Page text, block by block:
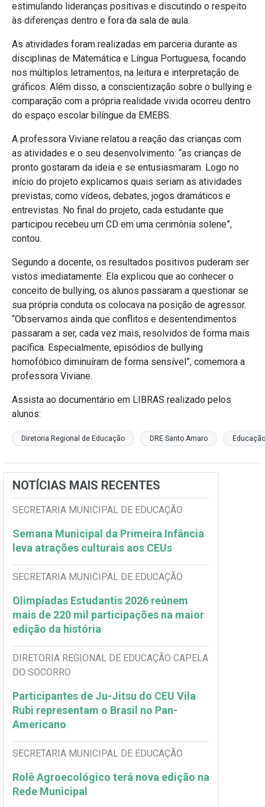
estimulando lideranças positivas e discutindo o respeito
às diferenças dentro e fora da sala de aula.
As atividades foram realizadas em parceria durante as
disciplinas de Matemática e Língua Portuguesa, focando
nos múltiplos letramentos, na leitura e interpretação de
gráficos. Além disso, a conscientização sobre o bullying e
comparação com a própria realidade vivida ocorreu dentro
do espaço escolar bilíngue da EMEBS.
A professora Viviane relatou a reação das crianças com
as atividades e o seu desenvolvimento: “as crianças de
pronto gostaram da ideia e se entusiasmaram. Logo no
início do projeto explicamos quais seriam as atividades
previstas, como vídeos, debates, jogos dramáticos e
entrevistas. No final do projeto, cada estudante que
participou recebeu um CD em uma cerimônia solene”,
contou.
Segundo a docente, os resultados positivos puderam ser
vistos imediatamente. Ela explicou que ao conhecer o
conceito de bullying, os alunos passaram a questionar se
sua própria conduta os colocava na posição de agressor.
“Observamos ainda que conflitos e desentendimentos
passaram a ser, cada vez mais, resolvidos de forma mais
pacífica. Especialmente, episódios de bullying
homofóbico diminuíram de forma sensível”, comemora a
professora Viviane.
Assista ao documentário em LIBRAS realizado pelos
alunos:
Diretoria Regional de Educação DRE Santo Amaro
NOTÍCIAS MAIS RECENTES
SECRETARIA MUNICIPAL DE EDUCAÇÃO
Semana Municipal da Primeira Infância
leva atrações culturais aos CEUs
SECRETARIA MUNICIPAL DE EDUCAÇÃO
Olimpíadas Estudantis 2026 reúnem
mais de 220 mil participações na maior
edição da história
DIRETORIA REGIONAL DE EDUCAÇÃO CAPELA
DO SOCORRO
Participantes de Ju-Jitsu do CEU Vila
Rubi representam o Brasil no Pan-
Americano
SECRETARIA MUNICIPAL DE EDUCAÇÃO
Rolê Agroecológico terá nova edição na
Rede Municipal